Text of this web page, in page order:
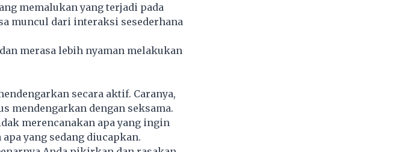
memalukan yang terjadi pada
muncul dari interaksi sesederhana
merasa lebih nyaman melakukan
secara aktif. Caranya,
mendengarkan dengan seksama.
merencanakan apa yang ingin
yang sedang diucapkan.